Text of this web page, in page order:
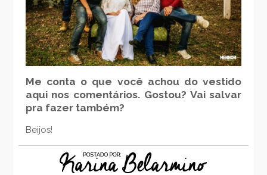
Me conta o que você achou do vestido
aqui nos comentários. Gostou? Vai salvar
pra fazer também?
Beijos!